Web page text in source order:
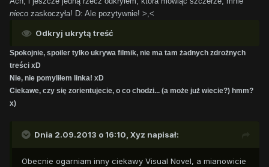
nieco zaskoczyła! D: Ale pozytywnie! >,<
Odkryj ukrytą treść
Spokojnie, spoiler tylko ukrywa filmik, nie ma tam żadnych zdrożnych
treści xD
Nie, nie pomyliłem linka! xD
Ciekawe, czy się zorientujecie, o co chodzi... (a może już wiecie?) hmm?
x)
Dnia 2.09.2013 o 16:10, Xyz napisał:
Obecnie ogarniam inny ciekawy Visual Novel, a mianowicie